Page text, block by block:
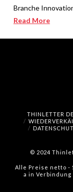
Branche
Read More
THINLETTER
© 2024
Alle Preise netto -
a in Verbindung